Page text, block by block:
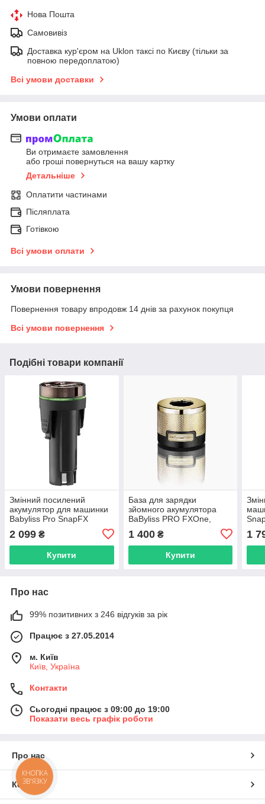
Нова Пошта
Самовивіз
Доставка кур'єром на Uklon таксі по Києву (тільки за
повною передоплатою)
Всі умови доставки
Умови оплати
Ви отримаєте замовлення
або гроші повернуться на вашу картку
Детальніше
Оплатити частинами
Післяплата
Готівкою
Всі умови оплати
Умови повернення
Повернення товару впродовж 14 днів за рахунок покупця
Всі умови повернення
Подібні товари компанії
Змінний посилений
акумулятор для машинки
Babyliss Pro SnapFX
2 099 ₴
Купити
База для зарядки
зйомного акумулятора
BaByliss PRO FXOne,
сумісна з FXOne/SnapFX
Gold (FXTRAVBGE)
1 400₴
Купити
1
Про нас
99% позитивних з 246 відгуків за рік
Працює з 27.05.2014
м. Київ
Київ, Україна
Контакти
Сьогодні працює з 09:00 до 19:00
Показати весь графік роботи
Про нас
Контакти
КНОПКА
ЗВ'ЯЗКУ